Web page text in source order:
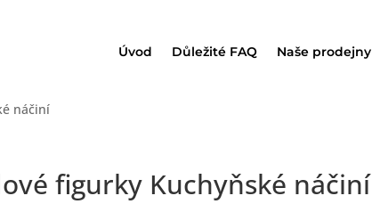
Úvod Důležité FAQ Naše prodejny
náčiní
figurky Kuchyňské náčiní